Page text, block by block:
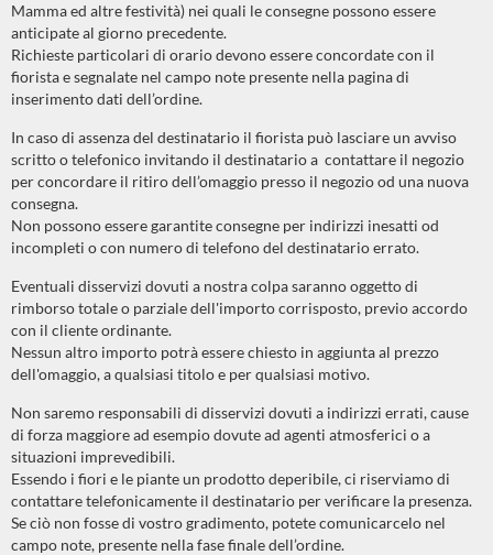
Mamma ed altre festività) nei quali le consegne possono essere
anticipate al giorno precedente.
Richieste particolari di orario devono essere concordate con il
fiorista e segnalate nel campo note presente nella pagina di
inserimento dati dell’ordine.
In caso di assenza del destinatario il fiorista può lasciare un avviso
scritto o telefonico invitando il destinatario a contattare il negozio
per concordare il ritiro dell’omaggio presso il negozio od una nuova
consegna.
Non possono essere garantite consegne per indirizzi inesatti od
incompleti o con numero di telefono del destinatario errato.
Eventuali disservizi dovuti a nostra colpa saranno oggetto di
rimborso totale o parziale dell'importo corrisposto, previo accordo
con il cliente ordinante.
Nessun altro importo potrà essere chiesto in aggiunta al prezzo
dell'omaggio, a qualsiasi titolo e per qualsiasi motivo.
Non saremo responsabili di disservizi dovuti a indirizzi errati, cause
di forza maggiore ad esempio dovute ad agenti atmosferici o a
situazioni imprevedibili.
Essendo i fiori e le piante un prodotto deperibile, ci riserviamo di
contattare telefonicamente il destinatario per verificare la presenza.
Se ciò non fosse di vostro gradimento, potete comunicarcelo nel
campo note, presente nella fase finale dell’ordine.